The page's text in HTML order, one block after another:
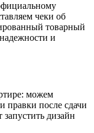
чеки об
товарный
и
можем
правки после сдачи
дизайн